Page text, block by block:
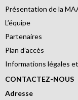
Présentation de la
L’équipe
Partenaires
Plan d’accès
Informations légales
CONTACTEZ-NOUS
Adresse